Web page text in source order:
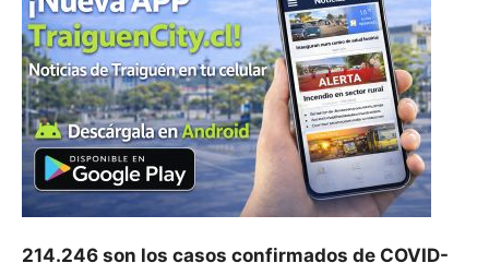
214.246 son los casos confirmados de COVID-